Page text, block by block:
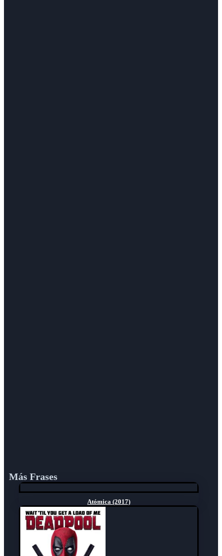
Más Frases
Atómica (2017)